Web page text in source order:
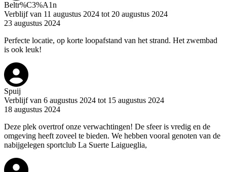
Beltr%C3%A1n
Verblijf van 11 augustus 2024 tot 20 augustus 2024
23 augustus 2024
Perfecte locatie, op korte loopafstand van het strand. Het zwembad
is ook leuk!
Spuij
Verblijf van 6 augustus 2024 tot 15 augustus 2024
18 augustus 2024
Deze plek overtrof onze verwachtingen! De sfeer is vredig en de
omgeving heeft zoveel te bieden. We hebben vooral genoten van de
nabijgelegen sportclub La Suerte Laigueglia,